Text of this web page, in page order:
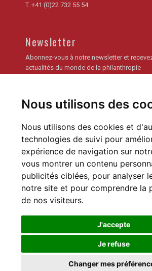
Nous utilisons des
Nous utilisons des cookies et
technologies de suivi pour
expérience de navigation sur
vous montrer un contenu
publicités ciblées, pour analyser
notre site et pour comprendre la
de nos visiteurs.
J'accepte
Je refuse
Changer mes
T. +41 (0)22 732 55 54
Newsletter
Abonnez-vous à notre newsletter et
actualités du monde de la philanthropie
Déclaration de confidentialité
SWISS PHILANTHROPY FOUNDATION